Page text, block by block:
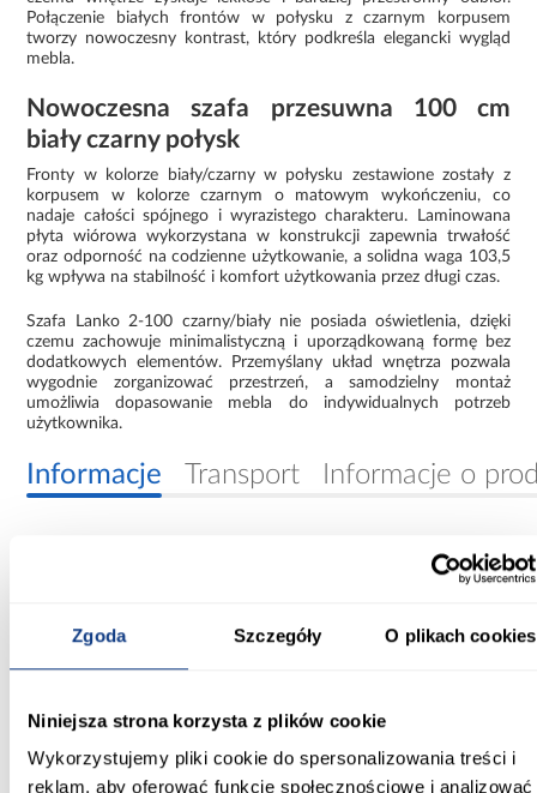
Zgoda Szczegóły O plikach cookies
Niniejsza strona korzysta z plików cookie
Wykorzystujemy pliki cookie do spersonalizowania treści i
reklam, aby oferować funkcje społecznościowe i analizować
Połączenie białych frontów w połysku z czarnym korpusem
tworzy nowoczesny kontrast, który podkreśla elegancki wygląd
mebla.
Nowoczesna szafa przesuwna 100 cm
biały czarny połysk
Fronty w kolorze biały/czarny w połysku zestawione zostały z
korpusem w kolorze czarnym o matowym wykończeniu, co
nadaje całości spójnego i wyrazistego charakteru. Laminowana
płyta wiórowa wykorzystana w konstrukcji zapewnia trwałość
oraz odporność na codzienne użytkowanie, a solidna waga 103,5
kg wpływa na stabilność i komfort użytkowania przez długi czas.
Szafa Lanko 2-100 czarny/biały nie posiada oświetlenia, dzięki
czemu zachowuje minimalistyczną i uporządkowaną formę bez
dodatkowych elementów. Przemyślany układ wnętrza pozwala
wygodnie zorganizować przestrzeń, a samodzielny montaż
umożliwia dopasowanie mebla do indywidualnych potrzeb
użytkownika.
Informacje Transport Informacje o
Głębokość [cm]:
Wysokość [cm]: